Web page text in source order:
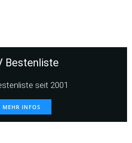
Bestenliste
seit 2001
MEHR INFOS